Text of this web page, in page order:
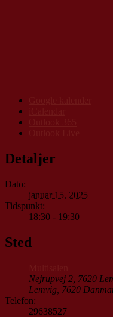
Detaljer
Dato:
januar 15, 2025
Tidspunkt:
18:30 - 19:30
Sted
Nejrupvej 2, 7620
Lemvig 7620
Telefon:
29638527